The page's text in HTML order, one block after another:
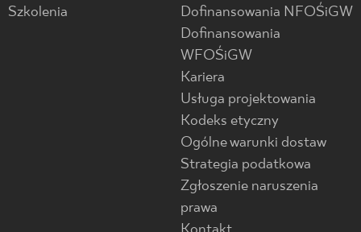
Szkolenia
Dofinansowania NFOŚiGW
Dofinansowania
WFOŚiGW
Kariera
Usługa projektowania
Kodeks etyczny
Ogólne warunki dostaw
Strategia podatkowa
Zgłoszenie naruszenia
prawa